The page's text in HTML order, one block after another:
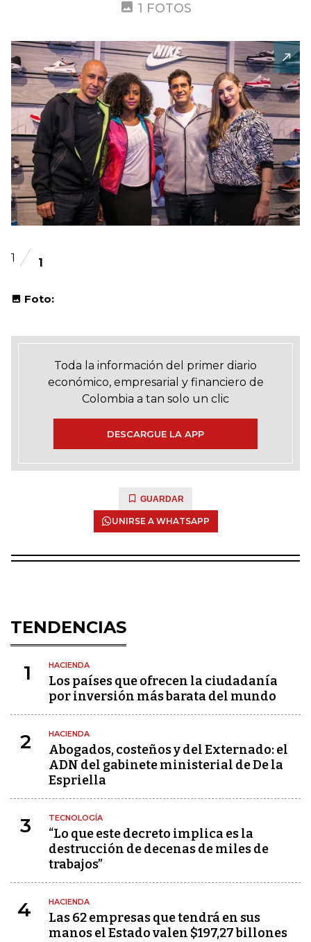
1 FOTOS
1 1
Foto:
Toda la información del primer diario
económico, empresarial y financiero de
Colombia a tan solo un clic
DESCARGUE LA APP
GUARDAR
UNIRSE A WHATSAPP
TENDENCIAS
1 HACIENDA
Los países que ofrecen la ciudadanía
por inversión más barata del mundo
2 HACIENDA
Abogados, costeños y del Externado: el
ADN del gabinete ministerial de De la
Espriella
3 TECNOLOGÍA
“Lo que este decreto implica es la
destrucción de decenas de miles de
trabajos”
4 HACIENDA
Las 62 empresas que tendrá en sus
manos el Estado valen $197,27 billones